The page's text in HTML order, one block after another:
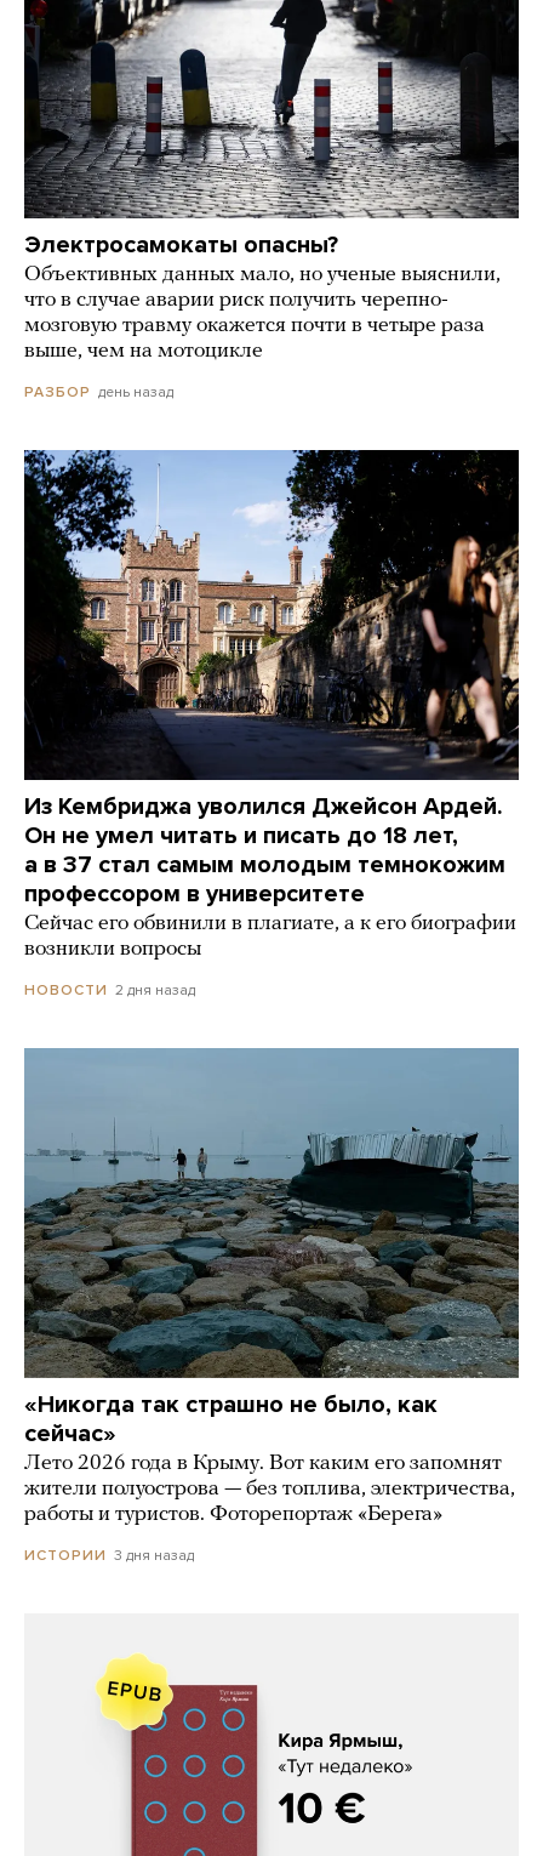
Электросамокаты опасны?
Объективных данных мало, но ученые выяснили,
что в случае аварии риск получить черепно-
мозговую травму окажется почти в четыре раза
выше, чем на мотоцикле
РАЗБОР день назад
Из Кембриджа уволился Джейсон Ардей.
Он не умел читать и писать до 18 лет,
а в 37 стал самым молодым темнокожим
профессором в университете
Сейчас его обвинили в плагиате, а к его биографии
возникли вопросы
НОВОСТИ 2 дня назад
«Никогда так страшно не было, как
сейчас»
Лето 2026 года в Крыму. Вот каким его запомнят
жители полуострова — без топлива, электричества,
работы и туристов. Фоторепортаж «Берега»
ИСТОРИИ 3 дня назад